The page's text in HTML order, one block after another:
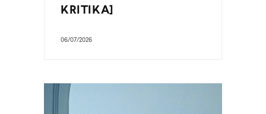
KRITIKA]
06/07/2026